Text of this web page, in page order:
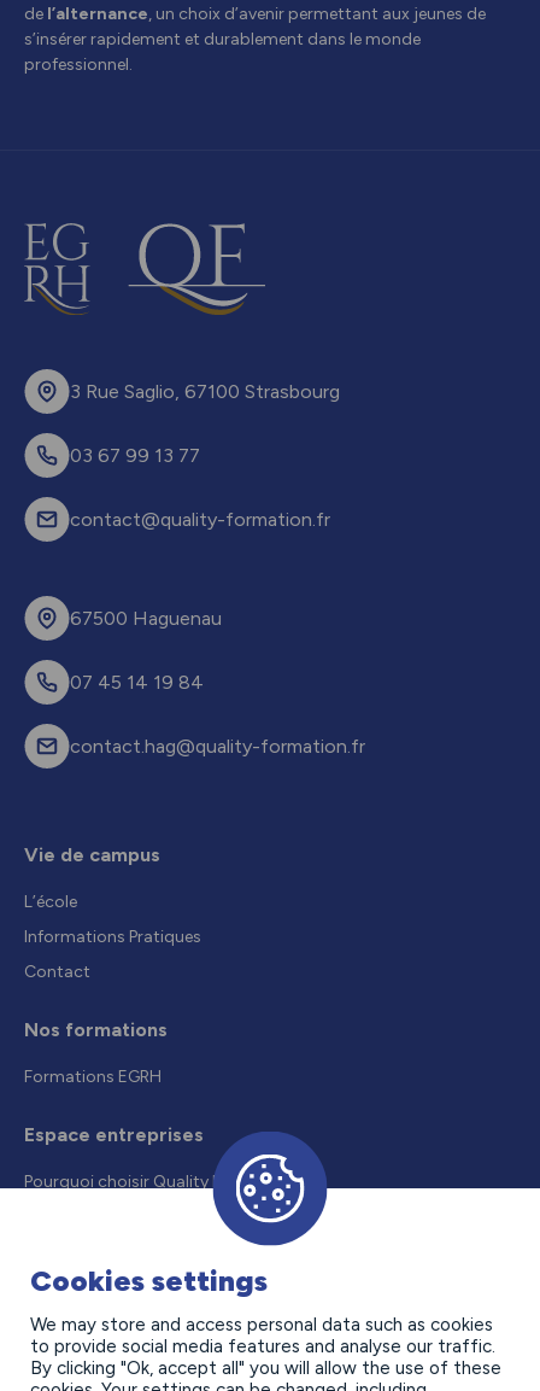
de l’alternance, un choix d’avenir permettant aux jeunes de
s’insérer rapidement et durablement dans le monde
professionnel.
3 Rue Saglio, 67100 Strasbourg
03 67 99 13 77
contact@quality-formation.fr
67500 Haguenau
07 45 14 19 84
contact.hag@quality-formation.fr
Vie de campus
L’école
Informations Pratiques
Contact
Nos formations
Formations EGRH
Espace entreprises
Pourquoi choisir Quality Formation
Contact
Cookies settings
We may store and access personal data such as cookies
to provide social media features and analyse our traffic.
By clicking "Ok, accept all" you will allow the use of these